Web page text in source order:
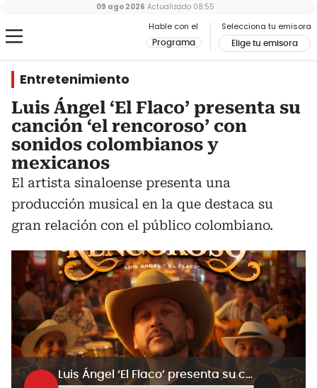
Hable con el
Programa
Selecciona tu emisora
Elige tu emisora
09 ago 2026 Actualizado 08:55
Entretenimiento
Luis Ángel ‘El Flaco’ presenta su
canción ‘el rencoroso’ con
sonidos colombianos y
mexicanos
El artista sinaloense presenta una
producción musical en la que destaca su
gran relación con el público colombiano.
Luis Ángel ‘El Flaco’ presenta su canción ‘EL RENCOROSO’ con sonidos colombianos y mexicanos.